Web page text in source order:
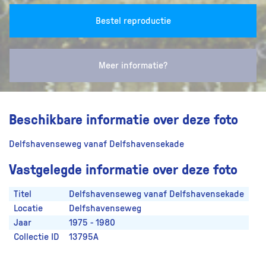
Bestel reproductie
Meer informatie?
Beschikbare informatie over deze foto
Delfshavenseweg vanaf Delfshavensekade
Vastgelegde informatie over deze foto
Titel
Delfshavenseweg vanaf Delfshavensekade
Locatie
Delfshavenseweg
Jaar
1975 - 1980
Collectie ID
13795A